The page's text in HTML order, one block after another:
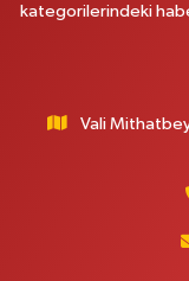
MAHMUDİYE
kategorilerindeki
Vali